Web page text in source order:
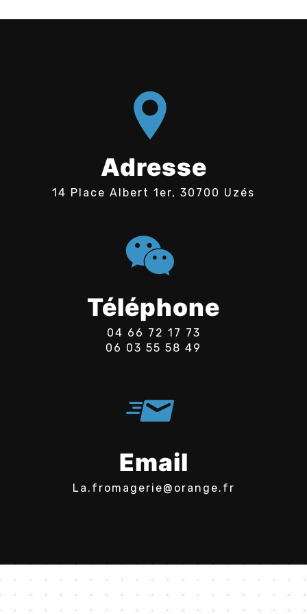
Adresse
14 Place Albert 1er, 30700 Uzés
Téléphone
04 66 72 17 73
06 03 55 58 49
Email
la.fromagerie@orange.fr